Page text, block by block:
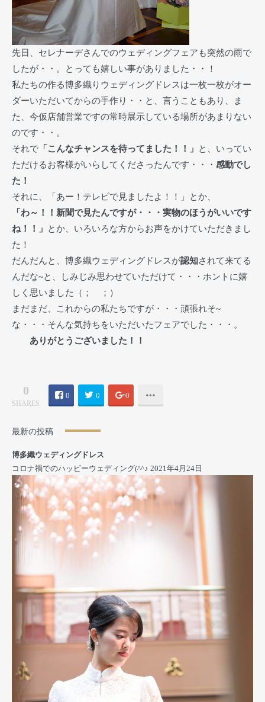
先日、セレナーデさんでのウェディングフェアも突然の雨で
したが・・。とっても嬉しい事がありました・・！
私たちの作る博多織りウェディングドレスは一枚一枚がオー
ダーいただいてからの手作り・・と、言うこともあり、ま
た、今仮店舗営業ですの常時展示している場所があまりない
のです・・。
それで 「こんなチャンスを待ってました！！」
と、いってい
ただけるお客様がいらしてくださったんです・・・ 感動でし
た！
それに、「あー！テレビで見ましたよ！！」とか、
「わ～！！新聞で見たんですが・・・実物のほうがいいです
ね！！」
とか、いろいろな方からお声をかけていただきまし
た！
だんだんと、博多織ウェディングドレスが認知されて来てる
んだな~と、しみじみ思わせていただけて・・・ホントに嬉
しく思いました（； ；）
まだまだ、これからの私たちですが・・・頑張れそ~
な・・・そんな気持ちをいただいたフェアでした・・・。
ありがとうございました！！
0
SHARES
0 0 0
最新の投稿
博多織ウェディングドレス
コロナ禍でのハッピーウェディング(^^♪ 2021年4月24日